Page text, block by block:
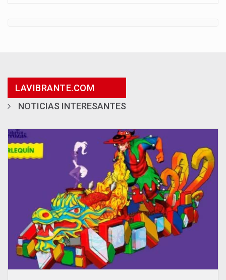
LAVIBRANTE.COM
NOTICIAS INTERESANTES